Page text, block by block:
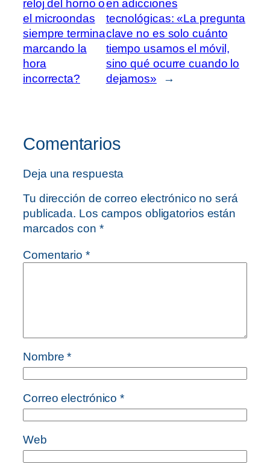
reloj del horno o
el microondas
siempre termina
marcando la
hora
incorrecta?
en adicciones
tecnológicas: «La pregunta
clave no es solo cuánto
tiempo usamos el móvil,
sino qué ocurre cuando lo
dejamos»
→
Comentarios
Deja una respuesta
Tu dirección de correo electrónico no será
publicada. Los campos obligatorios están
marcados con *
Comentario *
Nombre*
Correo electrónico*
Web